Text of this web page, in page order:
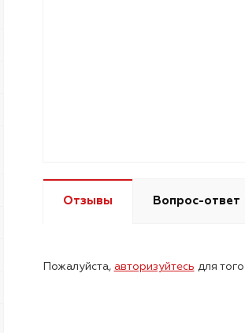
Отзывы Вопрос-ответ
Пожалуйста, авторизуйтесь для